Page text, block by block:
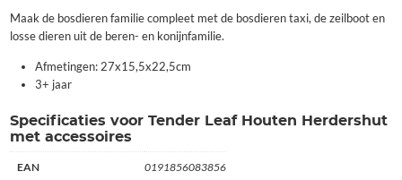
Maak de bosdieren familie compleet met de bosdieren taxi, de zeilboot en
losse dieren uit de beren- en konijnfamilie.
Afmetingen: 27x15,5x22,5cm
3+ jaar
Specificaties voor Tender Leaf Houten Herdershut
met accessoires
EAN 0191856083856